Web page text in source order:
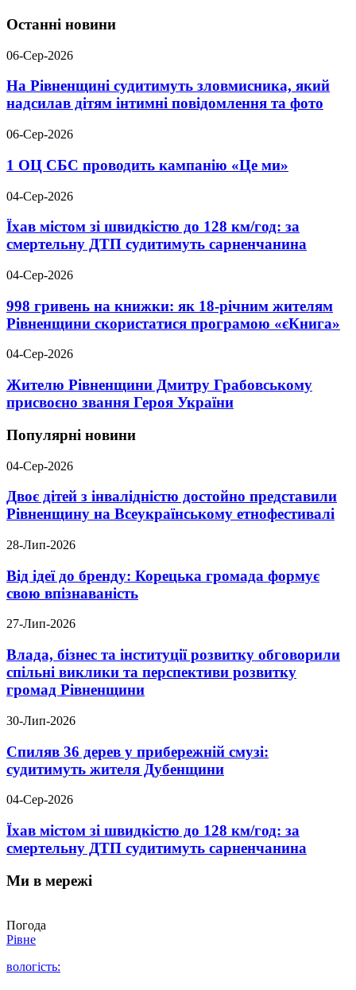
Останні новини
06-Сер-2026
На Рівненщині судитимуть зловмисника, який
надсилав дітям інтимні повідомлення та фото
06-Сер-2026
1 ОЦ СБС проводить кампанію «Це ми»
04-Сер-2026
Їхав містом зі швидкістю до 128 км/год: за
смертельну ДТП судитимуть сарненчанина
04-Сер-2026
998 гривень на книжки: як 18-річним жителям
Рівненщини скористатися програмою «єКнига»
04-Сер-2026
Жителю Рівненщини Дмитру Грабовському
присвоєно звання Героя України
Популярні новини
04-Сер-2026
Двоє дітей з інвалідністю достойно представили
Рівненщину на Всеукраїнському етнофестивалі
28-Лип-2026
Від ідеї до бренду: Корецька громада формує
свою впізнаваність
27-Лип-2026
Влада, бізнес та інституції розвитку обговорили
спільні виклики та перспективи розвитку
громад Рівненщини
30-Лип-2026
Спиляв 36 дерев у прибережній смузі:
судитимуть жителя Дубенщини
04-Сер-2026
Їхав містом зі швидкістю до 128 км/год: за
смертельну ДТП судитимуть сарненчанина
Ми в мережі
Погода
Рівне
вологість: